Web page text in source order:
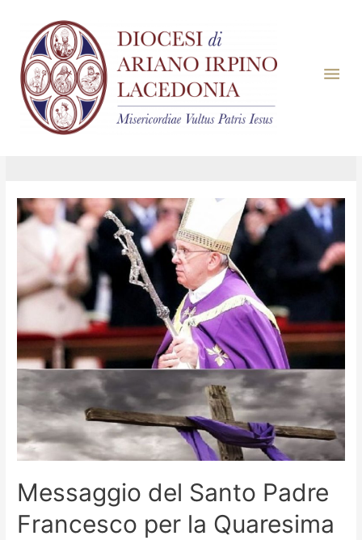
Giorno:26 Febbraio
2025
Messaggio del Santo Padre
Francesco per la Quaresima